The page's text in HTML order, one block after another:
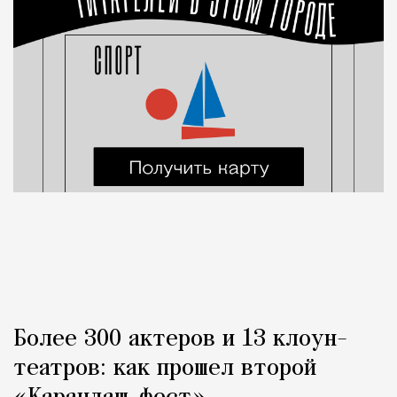
Более 300 актеров и 13 клоун-
театров: как прошел второй